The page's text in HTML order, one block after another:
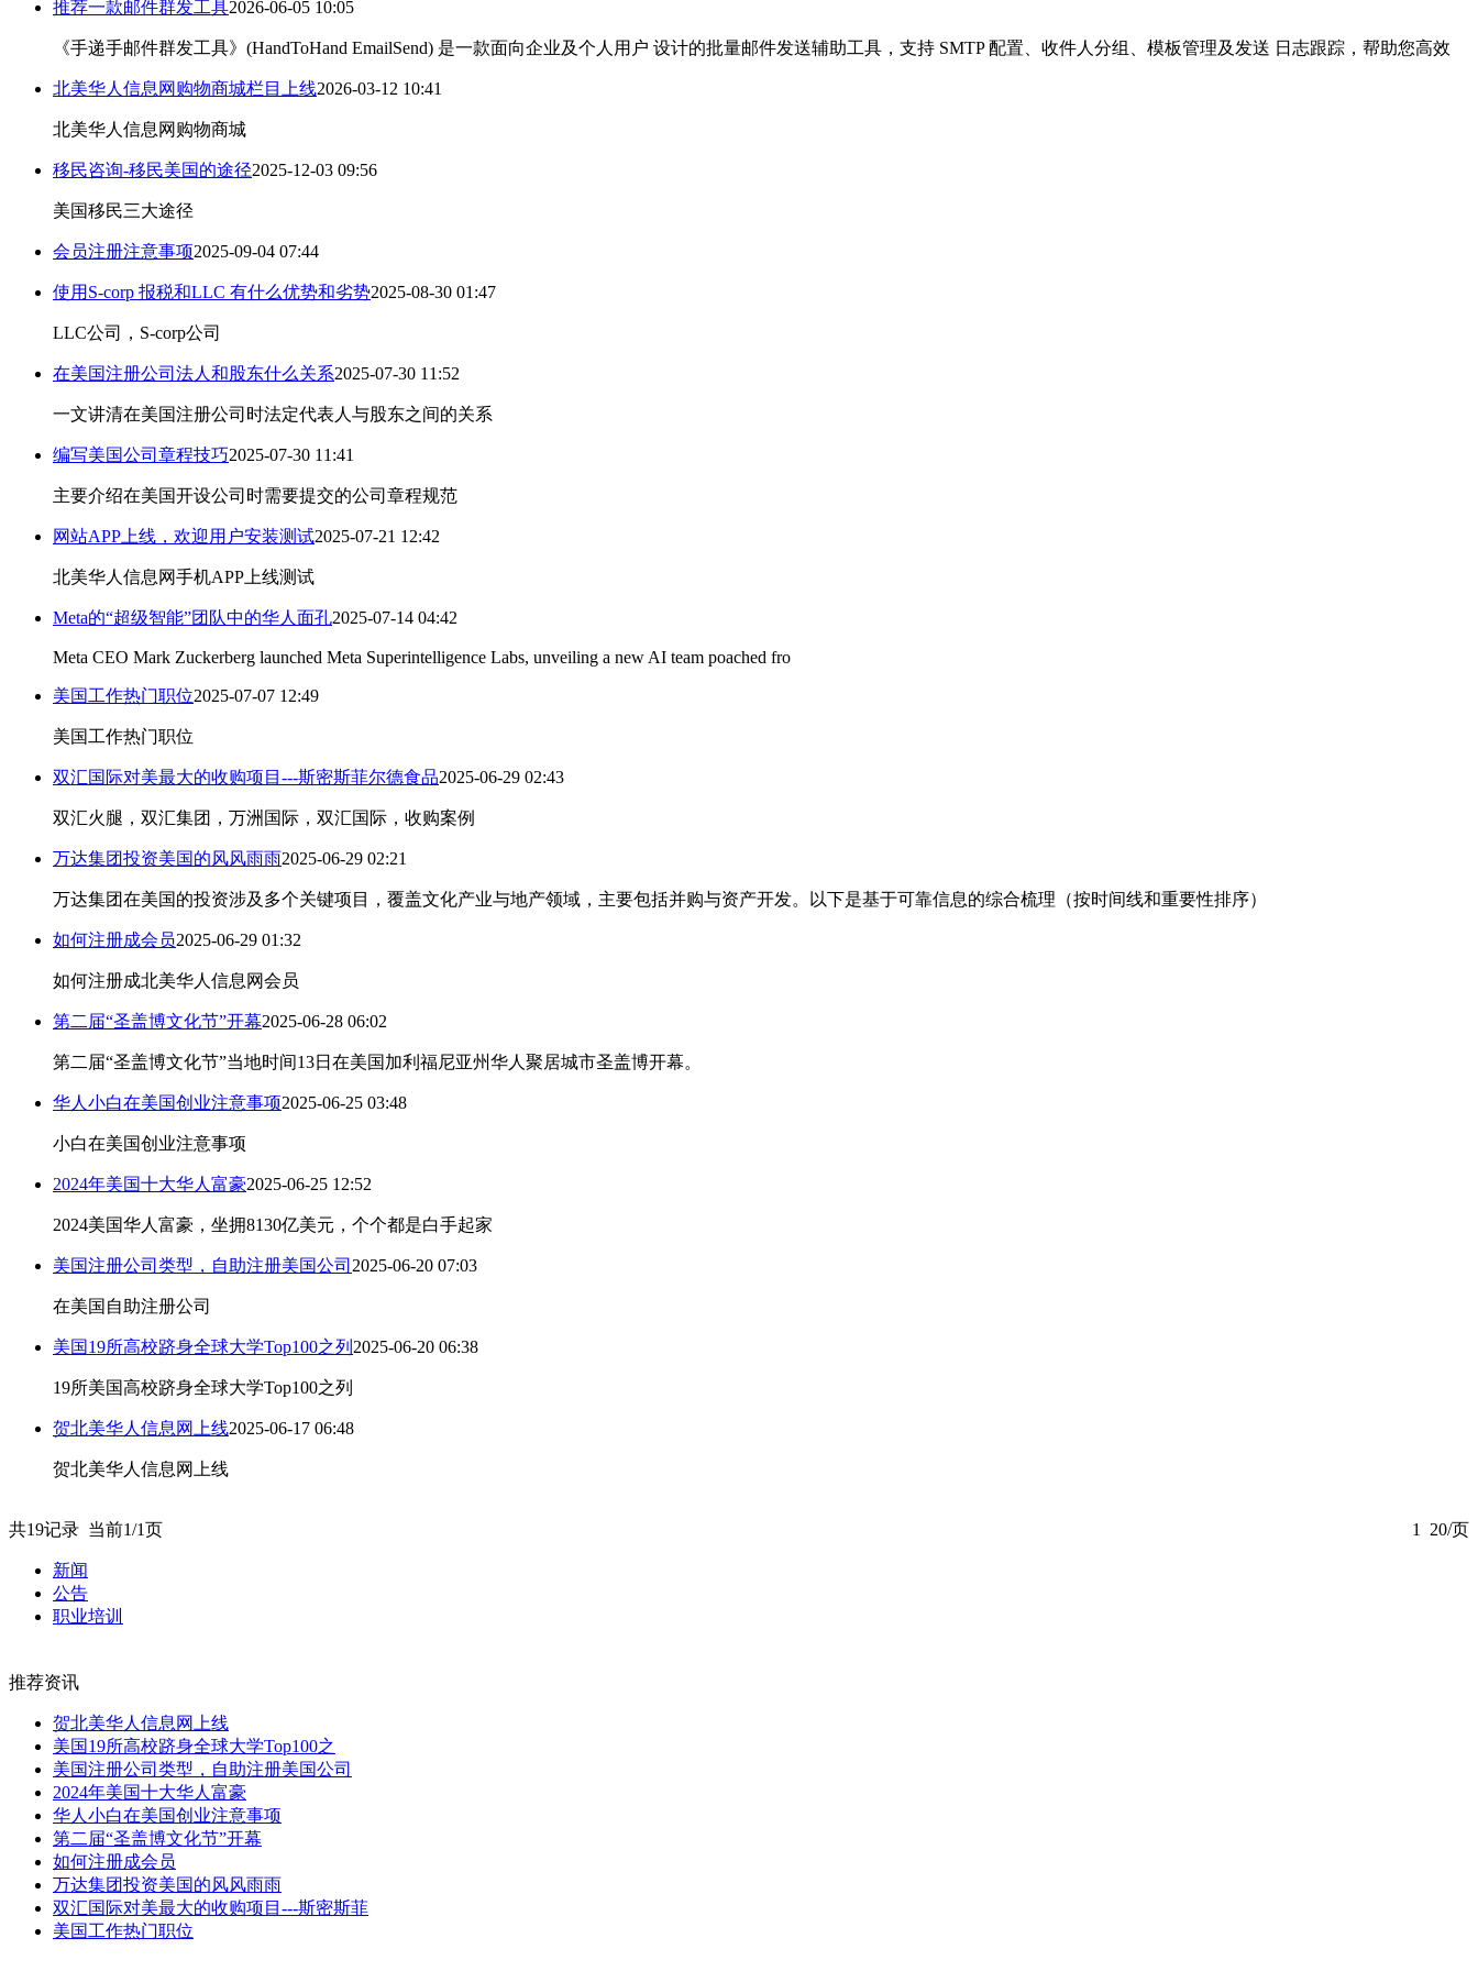
推荐一款邮件群发工具2026-06-05 10:05
《手递手邮件群发工具》(HandToHand EmailSend) 是一款面向企业及个人用户 设计的批量邮件发送辅助工具，支持 SMTP 配置、收件人分组、模板管理及发送 日志跟踪，帮助您高效
北美华人信息网购物商城栏目上线2026-03-12 10:41
北美华人信息网购物商城
移民咨询-移民美国的途径2025-12-03 09:56
美国移民三大途径
会员注册注意事项2025-09-04 07:44
使用S-corp 报税和LLC 有什么优势和劣势2025-08-30 01:47
LLC公司，S-corp公司
在美国注册公司法人和股东什么关系2025-07-30 11:52
一文讲清在美国注册公司时法定代表人与股东之间的关系
编写美国公司章程技巧2025-07-30 11:41
主要介绍在美国开设公司时需要提交的公司章程规范
网站APP上线，欢迎用户安装测试2025-07-21 12:42
北美华人信息网手机APP上线测试
Meta的“超级智能”团队中的华人面孔2025-07-14 04:42
Meta CEO Mark Zuckerberg launched Meta Superintelligence Labs, unveiling a new AI team poached fro
美国工作热门职位2025-07-07 12:49
美国工作热门职位
双汇国际对美最大的收购项目---斯密斯菲尔德食品2025-06-29 02:43
双汇火腿，双汇集团，万洲国际，双汇国际，收购案例
万达集团投资美国的风风雨雨2025-06-29 02:21
万达集团在美国的投资涉及多个关键项目，覆盖文化产业与地产领域，主要包括并购与资产开发。以下是基于可靠信息的综合梳理（按时间线和重要性排序）
如何注册成会员2025-06-29 01:32
如何注册成北美华人信息网会员
第二届“圣盖博文化节”开幕2025-06-28 06:02
第二届“圣盖博文化节”当地时间13日在美国加利福尼亚州华人聚居城市圣盖博开幕。
华人小白在美国创业注意事项2025-06-25 03:48
小白在美国创业注意事项
2024年美国十大华人富豪2025-06-25 12:52
2024美国华人富豪，坐拥8130亿美元，个个都是白手起家
美国注册公司类型，自助注册美国公司 2025-06-20 07:03
在美国自助注册公司
美国19所高校跻身全球大学Top100之列 2025-06-20 06:38
19所美国高校跻身全球大学Top100之列
贺北美华人信息网上线2025-06-17 06:48
贺北美华人信息网上线
共19记录 当前1/1页 1 20/页
新闻
公告
职业培训
推荐资讯
贺北美华人信息网上线
美国19所高校跻身全球大学Top100之
美国注册公司类型，自助注册美国公司
2024年美国十大华人富豪
华人小白在美国创业注意事项
第二届“圣盖博文化节”开幕
如何注册成会员
万达集团投资美国的风风雨雨
双汇国际对美最大的收购项目---斯密斯菲
美国工作热门职位